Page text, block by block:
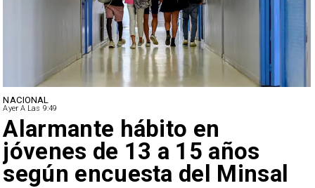
NACIONAL
Ayer A Las 9:49
Alarmante hábito en
jóvenes de 13 a 15 años
según encuesta del Minsal